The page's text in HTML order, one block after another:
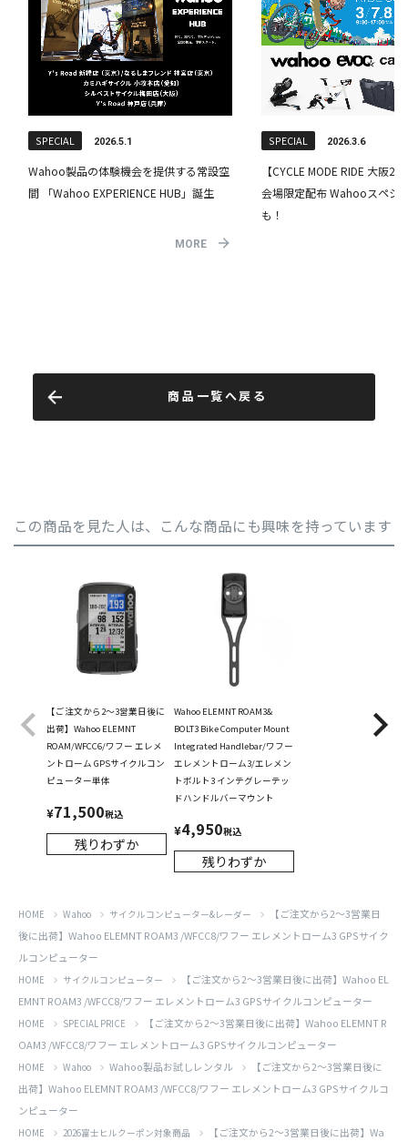
商品一覧へ戻る
この商品を見た人は、こんな商品にも興味を持っています
【ご注文から2～3営業日後に
出荷】Wahoo ELEMNT
ROAM/WFCC6/ワフー エレメ
ントローム GPSサイクルコン
ピューター単体
¥71,500税込
残りわずか
Wahoo ELEMNT ROAM3&
BOLT3 Bike Computer Mount
Integrated Handlebar/ワフー
エレメントローム3/エレメン
トボルト3 インテグレーテッ
ドハンドルバーマウント
¥4,950税込
残りわずか
HOME Wahoo サイクルコンピューター&レーダー
【ご注文から2～3営業日
後に出荷】Wahoo ELEMNT ROAM3 /WFCC8/ワフー エレメントローム3 GPSサイク
ルコンピューター
HOME サイクルコンピューター
【ご注文から2～3営業日後に出荷】Wahoo EL
EMNT ROAM3 /WFCC8/ワフー エレメントローム3 GPSサイクルコンピューター
HOME SPECIAL PRICE
【ご注文から2～3営業日後に出荷】Wahoo ELEMNT R
OAM3 /WFCC8/ワフー エレメントローム3 GPSサイクルコンピューター
HOME Wahoo Wahoo製品お試しレンタル
【ご注文から2～3営業日後に
出荷】Wahoo ELEMNT ROAM3 /WFCC8/ワフー エレメントローム3 GPSサイクルコ
ンピューター
HOME 2026富士ヒルクーポン対象商品
【ご注文から2～3営業日後に出荷】Wa